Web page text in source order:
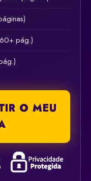
pág.)
O MEU